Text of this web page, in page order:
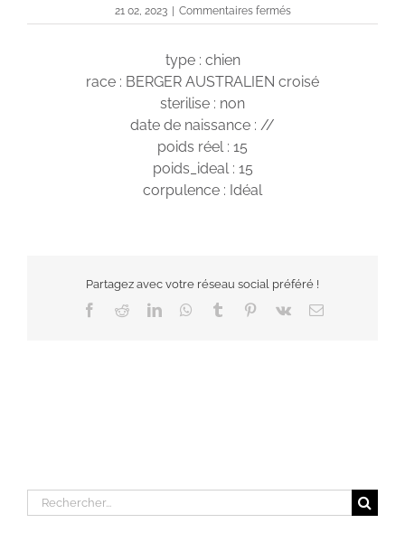
21 02, 2023 Commentaires ferméssur
Olya
type : chien
race : BERGER AUSTRALIEN croisé
sterilise : non
date de naissance : //
poids réel : 15
poids_ideal : 15
corpulence : Idéal
Partagez avec votre réseau social préféré !
Facebook
RedditLinkedInWhatsApp
Tumblr Pinterest
Vk Email
Rechercher: